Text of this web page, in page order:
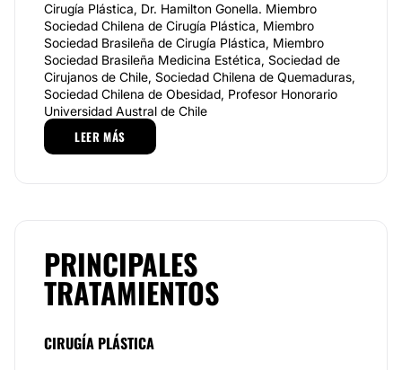
Cirugía Plástica, Dr. Hamilton Gonella. Miembro
Sociedad Chilena de Cirugía Plástica, Miembro
Sociedad Brasileña de Cirugía Plástica, Miembro
Sociedad Brasileña Medicina Estética, Sociedad de
Cirujanos de Chile, Sociedad Chilena de Quemaduras,
Sociedad Chilena de Obesidad, Profesor Honorario
Universidad Austral de Chile
Especialidades
Otoplastia, Reducción mamaria, Rinoplastia, Asimetría
Mamaria, Reconstrucción mamaria, Bolas de Bichat,
etc.
estéticos, implican un estado transitorio de
LEER MÁS
PRINCIPALES
TRATAMIENTOS
CIRUGÍA PLÁSTICA